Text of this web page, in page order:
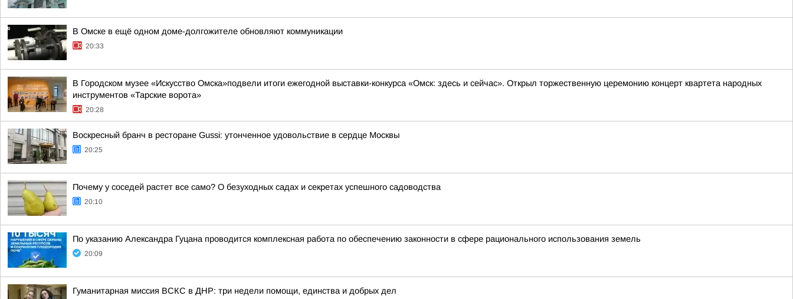
В Омске в ещё одном доме-долгожителе обновляют коммуникации
20:33
В Городском музее «Искусство Омска»подвели итоги ежегодной выставки-конкурса «Омск: здесь и сейчас». Открыл торжественную церемонию концерт квартета народных
инструментов «Тарские ворота»
20:28
Воскресный бранч в ресторане Gussi: утонченное удовольствие в сердце Москвы
20:25
Почему у соседей растет все само? О безуходных садах и секретах успешного садоводства
20:10
По указанию Александра Гуцана проводится комплексная работа по обеспечению законности в сфере рационального использования земель
20:09
Гуманитарная миссия ВСКС в ДНР: три недели помощи, единства и добрых дел